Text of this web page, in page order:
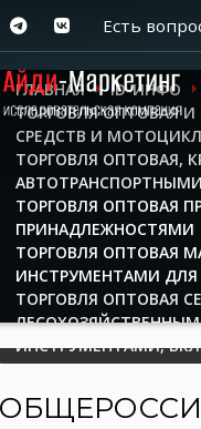
Есть
ГЛАВНАЯ ID-ИНФО
ТОРГОВЛЯ ОПТОВАЯ
СРЕДСТВ И
ТОРГОВЛЯ ОПТОВАЯ,
ТОРГОВЛЯ ОПТОВАЯ
ПРИНАДЛЕЖНОСТЯМИ
ТОРГОВЛЯ ОПТОВАЯ
ИНСТРУМЕНТАМИ ДЛЯ
ТОРГОВЛЯ ОПТОВАЯ
ИНСТРУМЕНТАМИ,